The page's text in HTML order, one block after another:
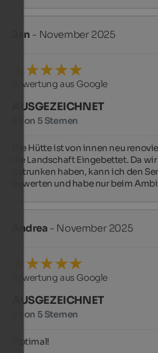
Jan - November 2025
Bewertung aus Google
AUSGEZEICHNET
5 von 5 Sternen
Die Hütte ist von innen neu
die Landschaft Eingebettet. Da
getrunken haben, kann ich den
bewerten und habe nur beim
Andrea - November 2025
Bewertung aus Google
AUSGEZEICHNET
5 von 5 Sternen
Optimal!